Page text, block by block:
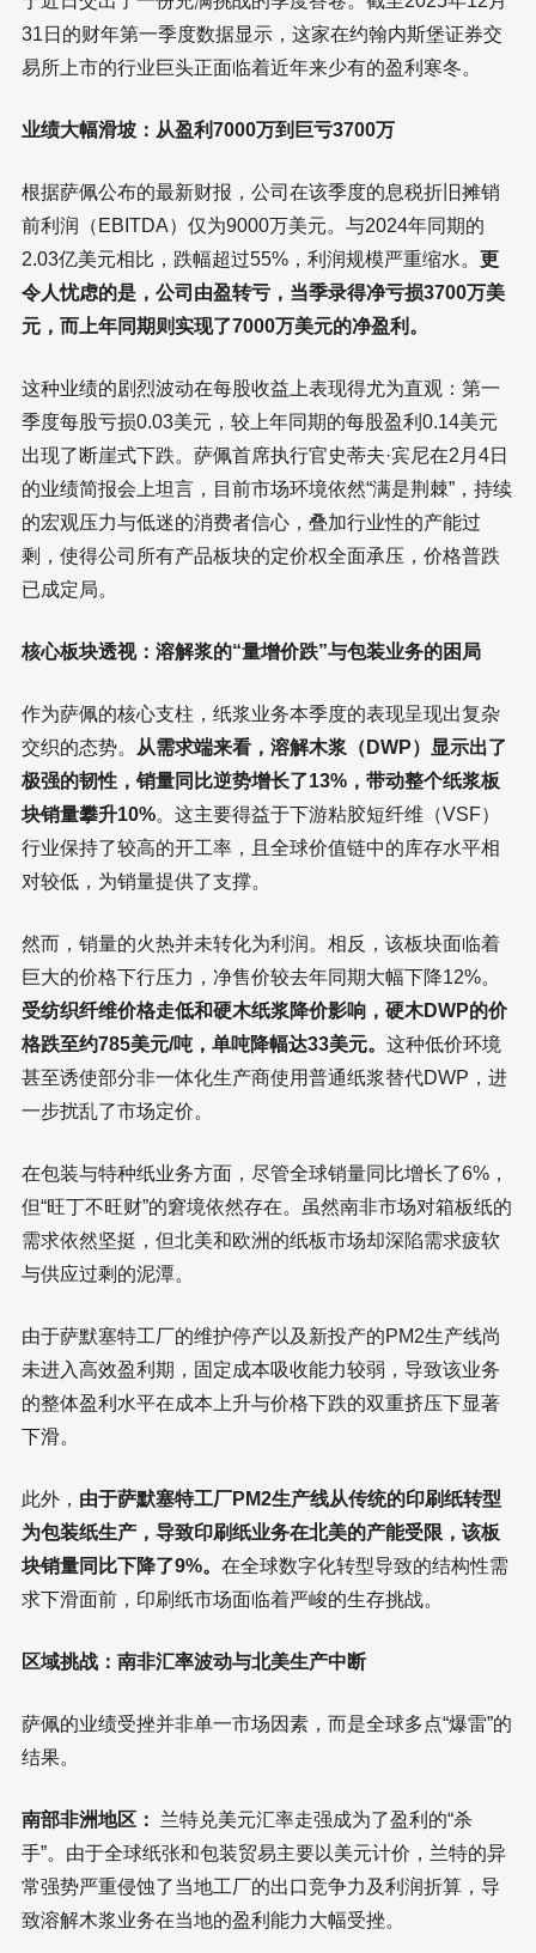
31日的财年第一季度数据显示，这家在约翰内斯堡证券交
易所上市的行业巨头正面临着近年来少有的盈利寒冬。
业绩大幅滑坡：从盈利7000万到巨亏3700万
根据萨佩公布的最新财报，公司在该季度的息税折旧摊销
前利润（EBITDA）仅为9000万美元。与2024年同期的
2.03亿美元相比，跌幅超过55%，利润规模严重缩水。 更
令人忧虑的是，公司由盈转亏，当季录得净亏损3700万美
元，而上年同期则实现了7000万美元的净盈利。
这种业绩的剧烈波动在每股收益上表现得尤为直观：第一
季度每股亏损0.03美元，较上年同期的每股盈利0.14美元
出现了断崖式下跌。萨佩首席执行官史蒂夫·宾尼在2月4日
的业绩简报会上坦言，目前市场环境依然“满是荆棘”，持续
的宏观压力与低迷的消费者信心，叠加行业性的产能过
剩，使得公司所有产品板块的定价权全面承压，价格普跌
已成定局。
核心板块透视：溶解浆的“量增价跌”与包装业务的困局
作为萨佩的核心支柱，纸浆业务本季度的表现呈现出复杂
交织的态势。
从需求端来看，溶解木浆（DWP）显示出了
极强的韧性，销量同比逆势增长了13%，带动整个纸浆板
块销量攀升10%。这主要得益于下游粘胶短纤维（VSF）
行业保持了较高的开工率，且全球价值链中的库存水平相
对较低，为销量提供了支撑。
然而，销量的火热并未转化为利润。相反，该板块面临着
巨大的价格下行压力，净售价较去年同期大幅下降12%。
受纺织纤维价格走低和硬木纸浆降价影响，硬木DWP的价
格跌至约785美元/吨，单吨降幅达33美元。 这种低价环境
甚至诱使部分非一体化生产商使用普通纸浆替代DWP，进
一步扰乱了市场定价。
在包装与特种纸业务方面，尽管全球销量同比增长了6%，
但“旺丁不旺财”的窘境依然存在。虽然南非市场对箱板纸的
需求依然坚挺，但北美和欧洲的纸板市场却深陷需求疲软
与供应过剩的泥潭。
由于萨默塞特工厂的维护停产以及新投产的PM2生产线尚
未进入高效盈利期，固定成本吸收能力较弱，导致该业务
的整体盈利水平在成本上升与价格下跌的双重挤压下显著
下滑。
此外， 由于萨默塞特工厂PM2生产线从传统的印刷纸转型
为包装纸生产，导致印刷纸业务在北美的产能受限，该板
块销量同比下降了9%。 在全球数字化转型导致的结构性需
求下滑面前，印刷纸市场面临着严峻的生存挑战。
区域挑战：南非汇率波动与北美生产中断
萨佩的业绩受挫并非单一市场因素，而是全球多点“爆雷”的
结果。
南部非洲地区：
兰特兑美元汇率走强成为了盈利的“杀
手”。由于全球纸张和包装贸易主要以美元计价，兰特的异
常强势严重侵蚀了当地工厂的出口竞争力及利润折算，导
致溶解木浆业务在当地的盈利能力大幅受挫。